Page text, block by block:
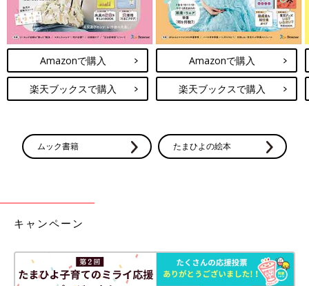
Amazonで購入
楽天ブックスで購入
Amazonで購入
楽天ブックスで購入
ムック書籍 たまひよの絵本
キャンペーン